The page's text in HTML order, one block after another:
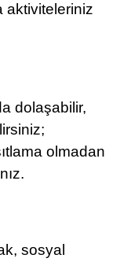
aktiviteleriniz
dolaşabilir,
olmadan
sosyal